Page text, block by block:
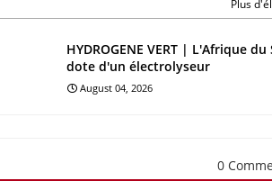
Plus
HYDROGENE VERT | L'Afrique du
dote d'un électrolyseur
August 04, 2026
0